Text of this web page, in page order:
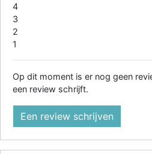
4
3
2
1
Op dit moment is er nog geen
een review schrijft.
Een review schrijven